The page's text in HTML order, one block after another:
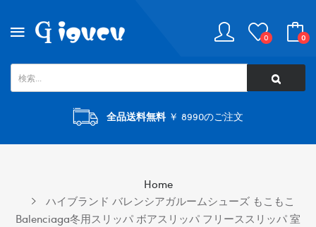
0 0
全品送料無料￥ 8990のご注文
Home
ハイブランド バレンシアガルームシューズ もこもこ
Balenciaga冬用スリッパ ボアスリッパ フリーススリッパ 室